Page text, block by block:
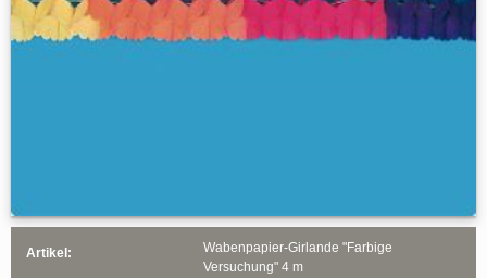
Artikel:
Wabenpapier-Girlande "Farbige
Versuchung" 4 m